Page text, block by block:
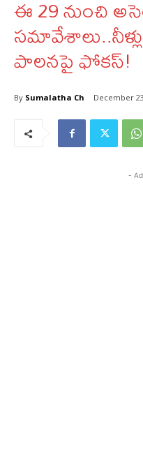
ఈ 29 నుంచి
పాలనపై ఫోకస్!
By Sumalatha Ch December
-